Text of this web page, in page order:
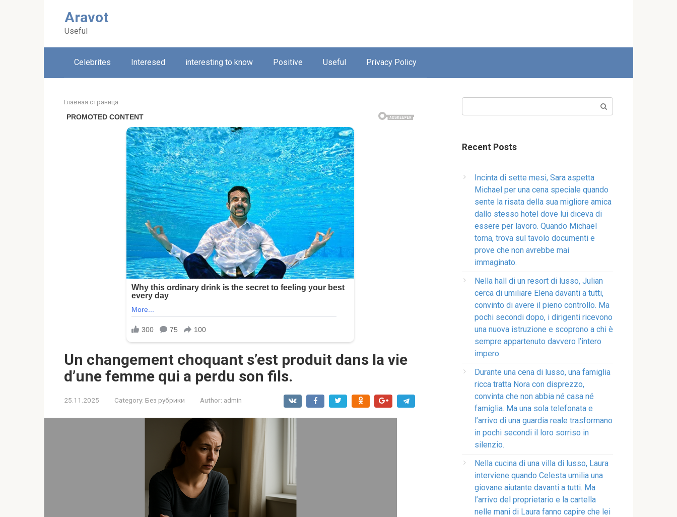
Aravot
Useful
Celebrites Interesed interesting to know Positive Useful Privacy Policy
Главная страница
Un changement choquant s’est produit dans la vie
d’une femme qui a perdu son fils.
25.11.2025 Category: Без рубрики Author: admin
Recent Posts
Incinta di sette mesi, Sara aspetta
Michael per una cena speciale quando
sente la risata della sua migliore amica
dallo stesso hotel dove lui diceva di
essere per lavoro. Quando Michael
torna, trova sul tavolo documenti e
prove che non avrebbe mai
immaginato.
Nella hall di un resort di lusso, Julian
cerca di umiliare Elena davanti a tutti,
convinto di avere il pieno controllo. Ma
pochi secondi dopo, i dirigenti ricevono
una nuova istruzione e scoprono a chi è
sempre appartenuto davvero l’intero
impero.
Durante una cena di lusso, una famiglia
ricca tratta Nora con disprezzo,
convinta che non abbia né casa né
famiglia. Ma una sola telefonata e
l’arrivo di una guardia reale trasformano
in pochi secondi il loro sorriso in
silenzio.
Nella cucina di una villa di lusso, Laura
interviene quando Celesta umilia una
giovane aiutante davanti a tutti. Ma
l’arrivo del proprietario e la cartella
nelle mani di Laura fanno capire che lei